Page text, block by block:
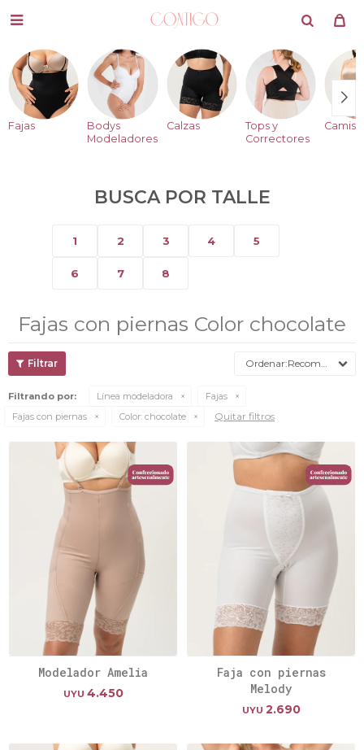

Fajas
Bodys
Modeladores
Calzas
Tops y
Correctores
BUSCA POR TALLE
1 2 3 4 5
6 7 8
Fajas con piernas Color chocolate
Recomendados
Filtrando por: Línea modeladora
Fajas
Fajas con piernas
Color: chocolate Quitar filtros
Modelador Amelia
UYU 4.450
Faja con piernas
Melody
UYU 2.690